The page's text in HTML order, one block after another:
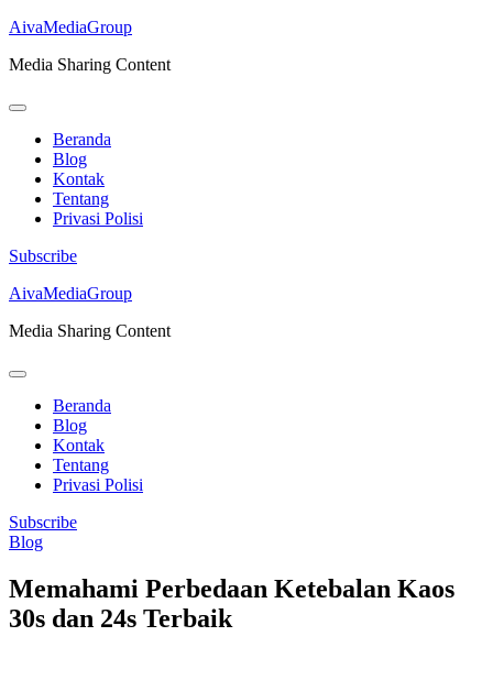
AivaMediaGroup
Media Sharing Content
Beranda
Blog
Kontak
Tentang
Privasi Polisi
Subscribe
Lompat
konten
Enter)
AivaMediaGroup
Media Sharing Content
Beranda
Blog
Kontak
Tentang
Privasi Polisi
Subscribe
Blog
Memahami Perbedaan Ketebalan Kaos
30s dan 24s Terbaik